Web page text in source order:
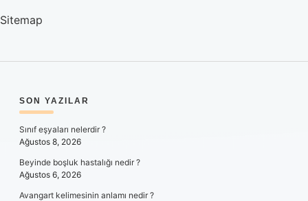
Sitemap
SIDEBAR
SON YAZILAR
Sınıf eşyaları nelerdir ?
Ağustos 8, 2026
Beyinde boşluk hastalığı nedir ?
Ağustos 6, 2026
Avangart kelimesinin anlamı nedir ?